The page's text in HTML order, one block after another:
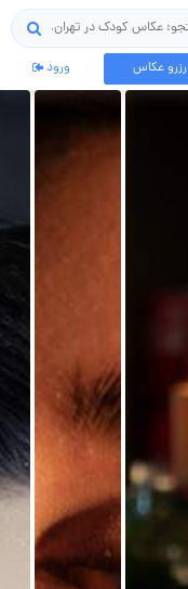
رزرو عکاس ورود